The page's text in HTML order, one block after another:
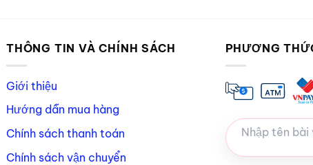
THÔNG TIN VÀ CHÍNH SÁCH
Giới thiệu
Hướng dẫn mua hàng
Chính sách thanh toán
Chính sách vận chuyển
PHƯƠNG